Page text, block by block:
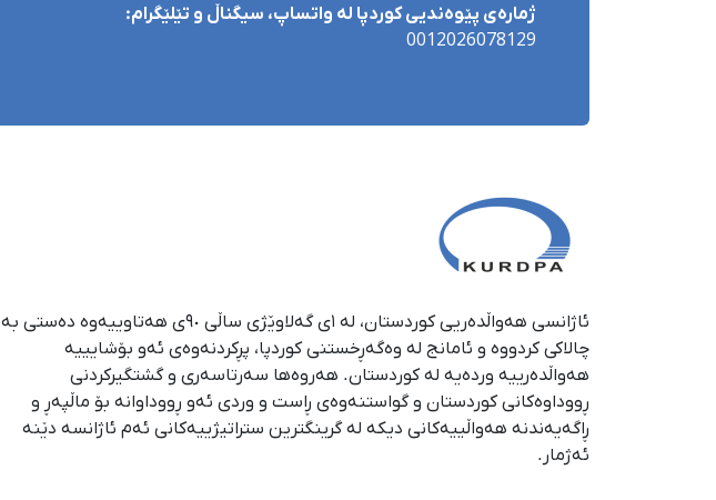
ژمارەی پێوەندیی کوردپا لە واتساپ، سیگناڵ و تێلێگرام:
0012026078129
ئاژانسی هەواڵدەریی کوردستان، لە ١ی گەلاوێژی ساڵی ٩٠ی هەتاوییەوە دەستی بە
چالاکی کردووە و ئامانج لە وەگەڕخستنی كوردپا، پڕكردنەوەی ئەو بۆشایییە
هەواڵدەرییە وردەیە لە كوردستان. هەروەها سەرتاسەری و گشتگیركردنی
ڕووداوەكانی كوردستان و گواستنەوەی ڕاست و وردی ئەو ڕووداوانە بۆ ماڵپەڕ و
ڕاگەیەندنە هەواڵییەكانی دیكە لە گرینگترین ستراتیژییەكانی ئەم ئاژانسە دێنە
ئەژمار.